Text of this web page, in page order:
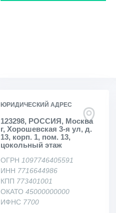
ЮРИДИЧЕСКИЙ АДРЕС
123298, РОССИЯ, Москва
г, Хорошевская 3-я ул, д.
13, корп. 1, пом. 13,
цокольный этаж
ОГРН 1097746405591
ИНН 7716644986
КПП 773401001
ОКАТО 45000000000
ИФНС 7700